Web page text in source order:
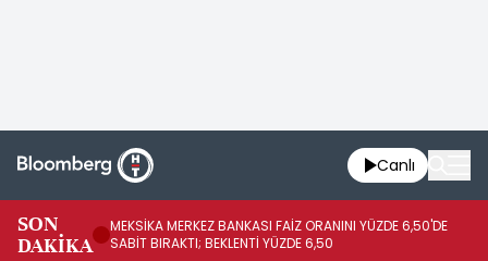
Canlı
SON
DAKİKA
MEKSİKA MERKEZ BANKASI FAİZ ORANINI YÜZDE 6,50'DE
SABİT BIRAKTI; BEKLENTİ YÜZDE 6,50